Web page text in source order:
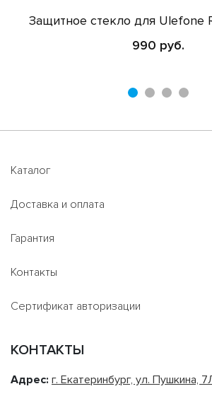
Защитное стекло для Ulefone
990 руб.
Каталог
Доставка и оплата
Гарантия
Контакты
Сертификат авторизации
КОНТАКТЫ
Адрес: г. Екатеринбург, ул. Пушкина,